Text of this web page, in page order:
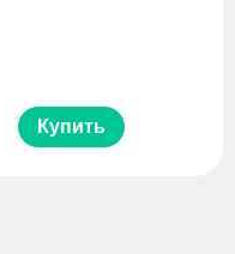
Купить